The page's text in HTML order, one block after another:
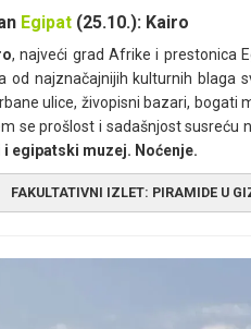
Egipat (25.10.): Kairo
, najveći grad Afrike i prestonica
od najznačajnijih kulturnih blaga
ulice, živopisni bazari,
se prošlost i sadašnjost susreću
i egipatski muzej. Noćenje.
FAKULTATIVNI IZLET: PIRAMIDE U